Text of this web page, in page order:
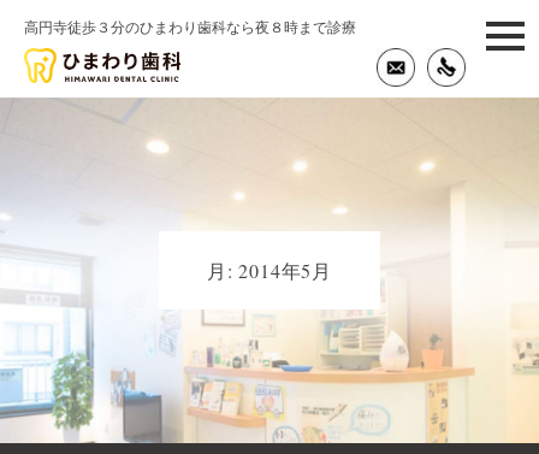
高円寺徒歩３分のひまわり歯科なら夜８時まで診療
月:2014年5月